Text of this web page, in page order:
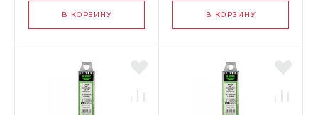
В КОРЗИНУ В КОРЗИНУ